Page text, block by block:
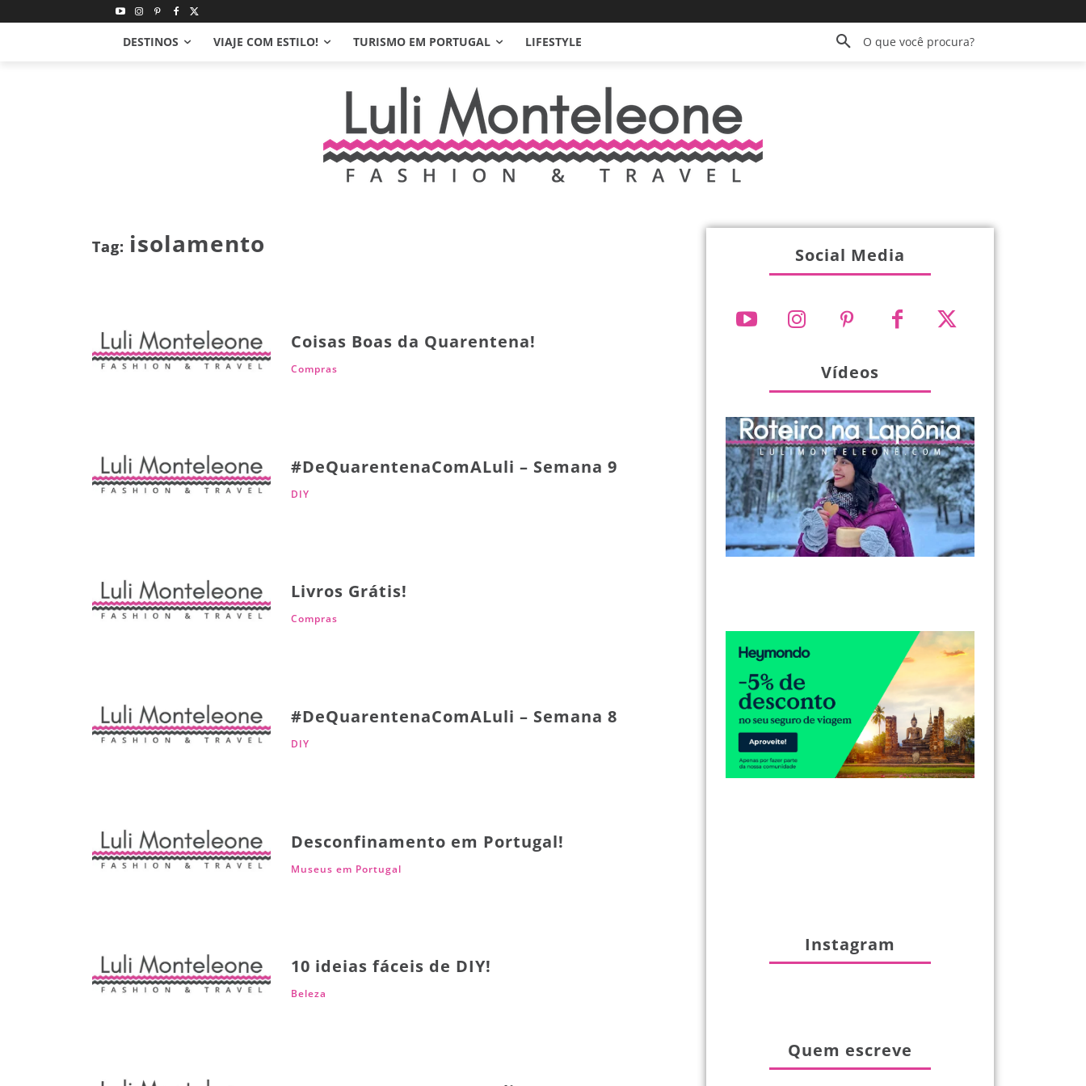
DESTINOS VIAJE COM ESTILO! TURISMO EM PORTUGAL LIFESTYLE O que você procura?
Tag: isolamento
Coisas Boas da Quarentena!
Compras
#DeQuarentenaComALuli – Semana 9
DIY
Livros Grátis!
Compras
#DeQuarentenaComALuli – Semana 8
DIY
Desconfinamento em Portugal!
Museus em Portugal
10 ideias fáceis de DIY!
Beleza
Social Media
Vídeos
Instagram
Quem escreve